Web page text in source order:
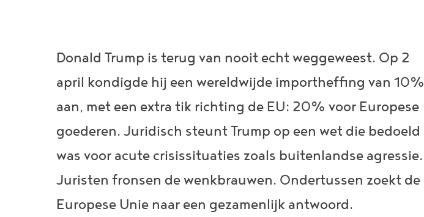
Donald Trump is terug van nooit echt weggeweest. Op 2
april kondigde hij een wereldwijde importheffing van 10%
aan, met een extra tik richting de EU: 20% voor Europese
goederen. Juridisch steunt Trump op een wet die bedoeld
was voor acute crisissituaties zoals buitenlandse agressie.
Juristen fronsen de wenkbrauwen. Ondertussen zoekt de
Europese Unie naar een gezamenlijk antwoord.